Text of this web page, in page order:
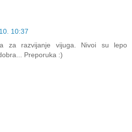
10:37
za razvijanje vijuga. Nivoi su lepo
Preporuka :)